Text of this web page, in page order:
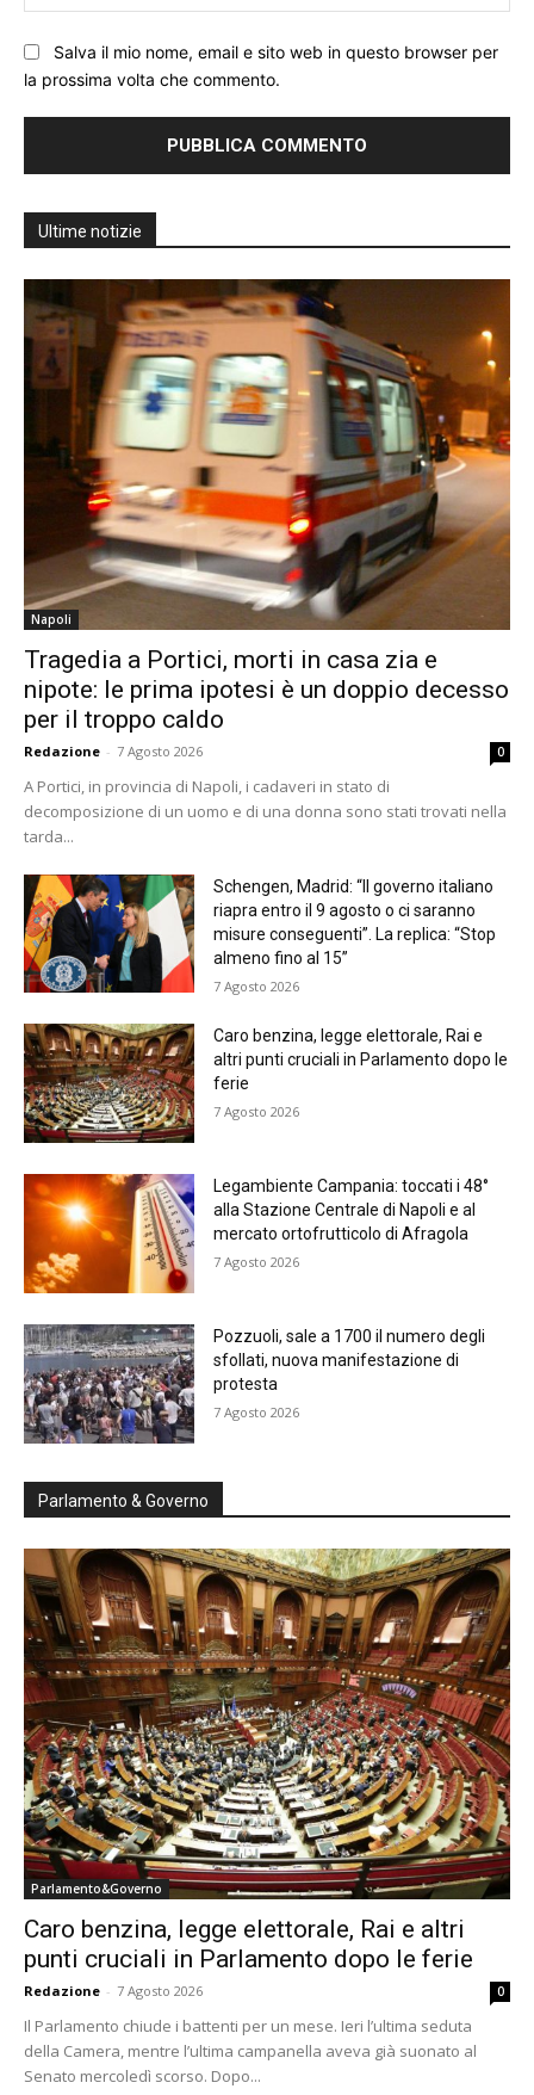
Salva il mio nome, email e sito web in questo browser per
la prossima volta che commento.
Ultime notizie
Napoli
Tragedia a Portici, morti in casa zia e
nipote: le prima ipotesi è un doppio decesso
per il troppo caldo
Redazione - 7 Agosto 2026 0
A Portici, in provincia di Napoli, i cadaveri in stato di
decomposizione di un uomo e di una donna sono stati trovati nella
tarda...
Schengen, Madrid: “Il governo italiano
riapra entro il 9 agosto o ci saranno
misure conseguenti”. La replica: “Stop
almeno fino al 15”
7 Agosto 2026
Caro benzina, legge elettorale, Rai e
altri punti cruciali in Parlamento dopo le
ferie
7 Agosto 2026
Legambiente Campania: toccati i 48°
alla Stazione Centrale di Napoli e al
mercato ortofrutticolo di Afragola
7 Agosto 2026
Pozzuoli, sale a 1700 il numero degli
sfollati, nuova manifestazione di
protesta
7 Agosto 2026
Parlamento & Governo
Parlamento&Governo
Caro benzina, legge elettorale, Rai e altri
punti cruciali in Parlamento dopo le ferie
Redazione - 7 Agosto 2026 0
Il Parlamento chiude i battenti per un mese. Ieri l’ultima seduta
della Camera, mentre l’ultima campanella aveva già suonato al
Senato mercoledì scorso. Dopo...